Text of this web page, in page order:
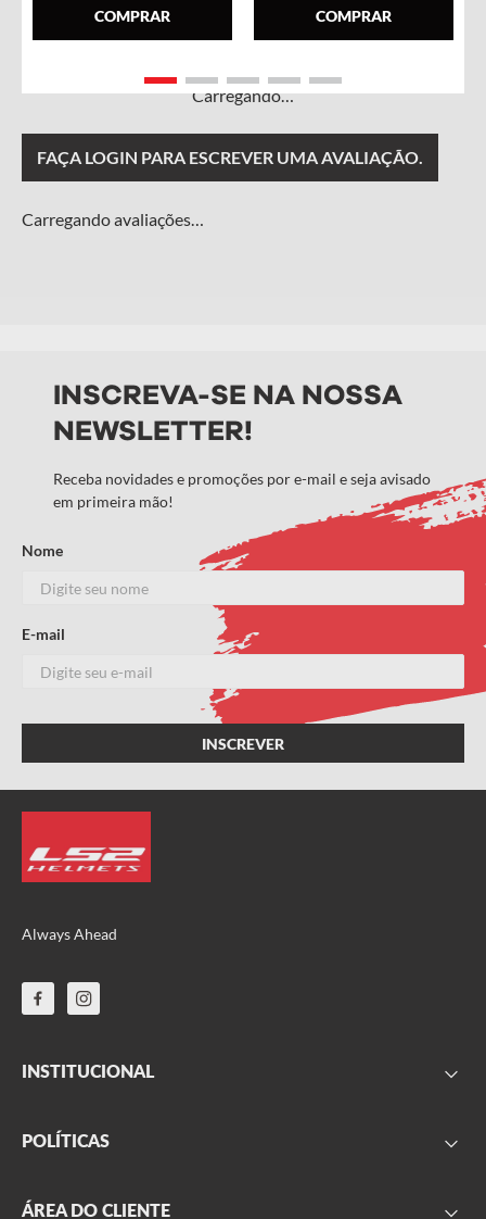
COMPRAR COMPRAR
Carregando…
FAÇA LOGIN PARA ESCREVER UMA AVALIAÇÃO.
Carregando avaliações…
INSCREVA-SE NA NOSSA
NEWSLETTER!
Receba novidades e promoções por e-mail e seja avisado
em primeira mão!
Nome
E-mail
Always Ahead
INSTITUCIONAL
Sobre nós
Onde encontrar
POLÍTICAS
ÁREA DO CLIENTE